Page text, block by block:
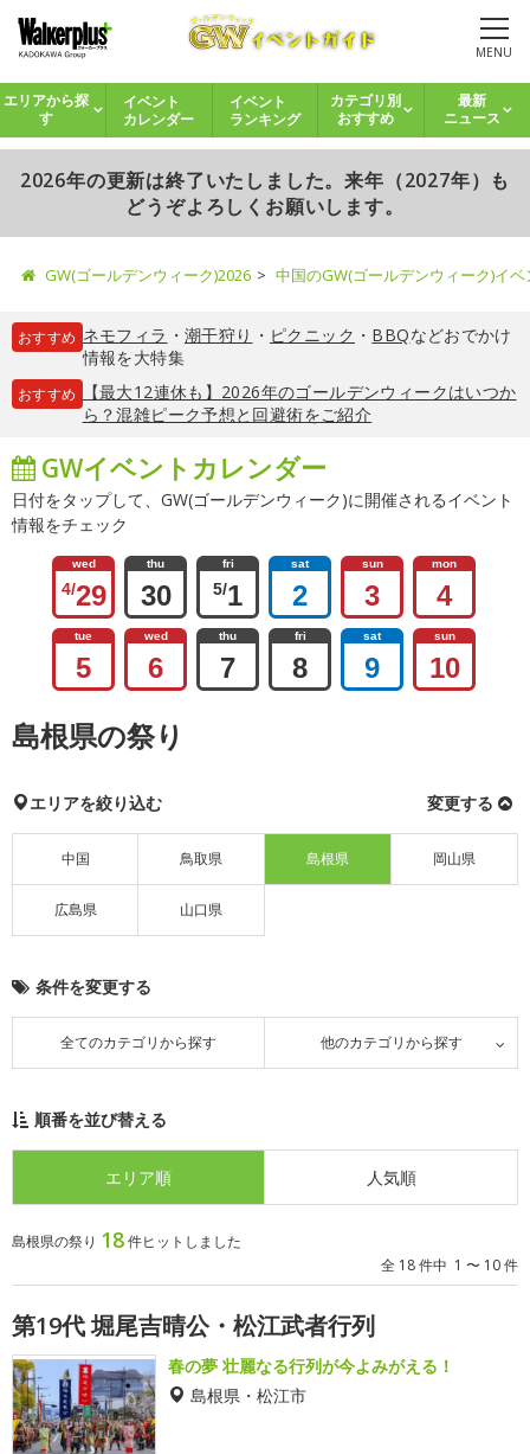
MENU
エリアから探
す
イベント
カレンダー
イベント
ランキング
カテゴリ別
おすすめ
最新
ニュース
2026年の更新は終了いたしました。来年（2027年）も
どうぞよろしくお願いします。
GW(ゴールデンウィーク)2026 中国のGW(ゴールデンウィーク)イ
おすすめ ネモフィラ ・ 潮干狩り ・ ピクニック ・ BBQなどおでかけ
情報を大特集
おすすめ
【最大12連休も】2026年のゴールデンウィークはいつか
ら？混雑ピーク予想と回避術をご紹介
GWイベントカレンダー
日付をタップして、GW(ゴールデンウィーク)に開催されるイベント
情報をチェック
wed
4/29
thu
30
fri
5/1
sat
2
sun
3
mon
4
tue
5
wed
6
thu
7
fri
8
sat
9
sun
10
島根県の祭り
エリアを絞り込む 変更する
中国 鳥取県 島根県 岡山県
広島県 山口県
条件を変更する
全てのカテゴリから探す 他のカテゴリから探す
順番を並び替える
エリア順 人気順
島根県の祭り 18件ヒットしました
全 18 件中 1 〜 10 件
第19代 堀尾吉晴公・松江武者行列
春の夢 壮麗なる行列が今よみがえる！
島根県・松江市